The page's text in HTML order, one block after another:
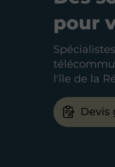
pour
l'île de la
Devis